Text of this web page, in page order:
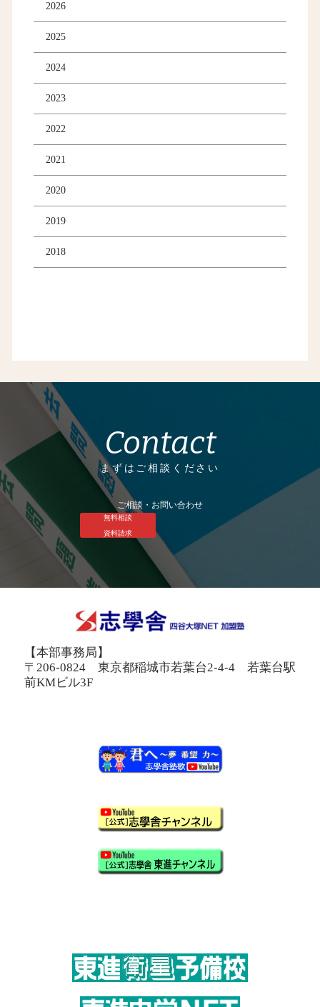
2026
2025
2024
2023
2022
2021
2020
2019
2018
Contact
まずはご相談ください
ご相談・お問い合わせ
無料相談
資料請求
【本部事務局】
〒206-0824 東京都稲城市若葉台2-4-4 若葉台駅
前KMビル3F